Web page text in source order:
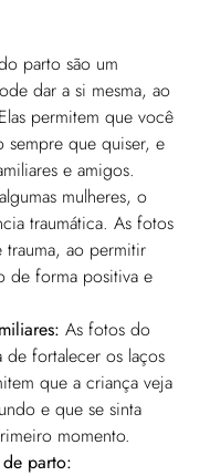
parto são um
dar a si mesma, ao
permitem que você
sempre que quiser, e
e amigos.
mulheres, o
traumática. As fotos
trauma, ao permitir
de forma positiva e
As fotos do
de fortalecer os laços
que a criança veja
e que se sinta
momento.
parto: